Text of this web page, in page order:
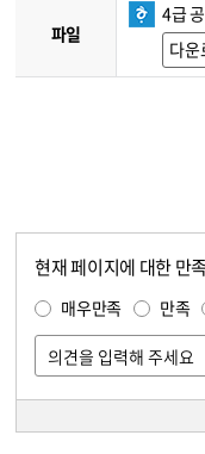
파일
4급
다운
현재 페이지에 대한 만
매우만족 만족